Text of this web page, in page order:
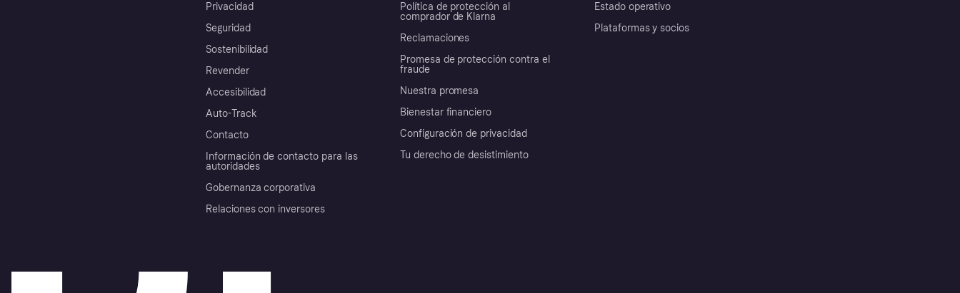
Privacidad
Seguridad
Sostenibilidad
Revender
Accesibilidad
Auto-Track
Contacto
Información de contacto para las
autoridades
Gobernanza corporativa
Relaciones con inversores
Política de protección al
comprador de Klarna
Reclamaciones
Promesa de protección contra el
fraude
Nuestra promesa
Bienestar financiero
Configuración de privacidad
Tu derecho de desistimiento
Estado operativo
Plataformas y socios